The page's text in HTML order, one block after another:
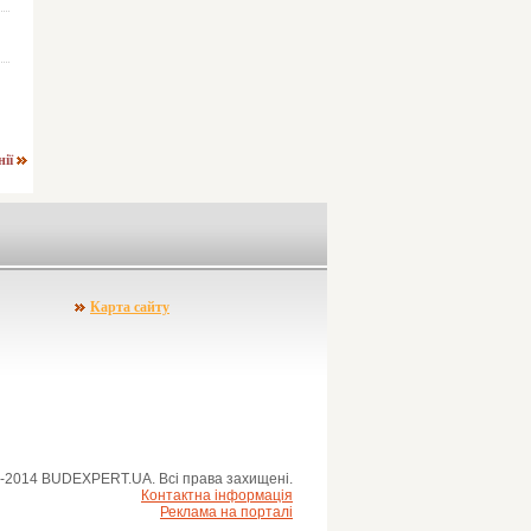
Карта сайту
BUDEXPERT.UA. Всі права захищені.
Контактна інформація
Реклама на порталі